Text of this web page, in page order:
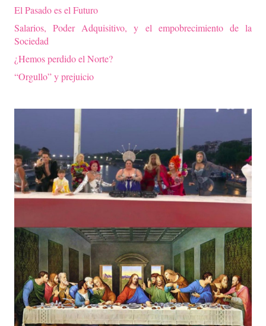
El Pasado es el Futuro
Salarios, Poder Adquisitivo, y el empobrecimiento de la
Sociedad
¿Hemos perdido el Norte?
“Orgullo” y prejuicio